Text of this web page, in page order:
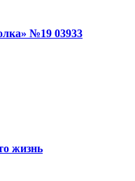
№19 03933
жизнь